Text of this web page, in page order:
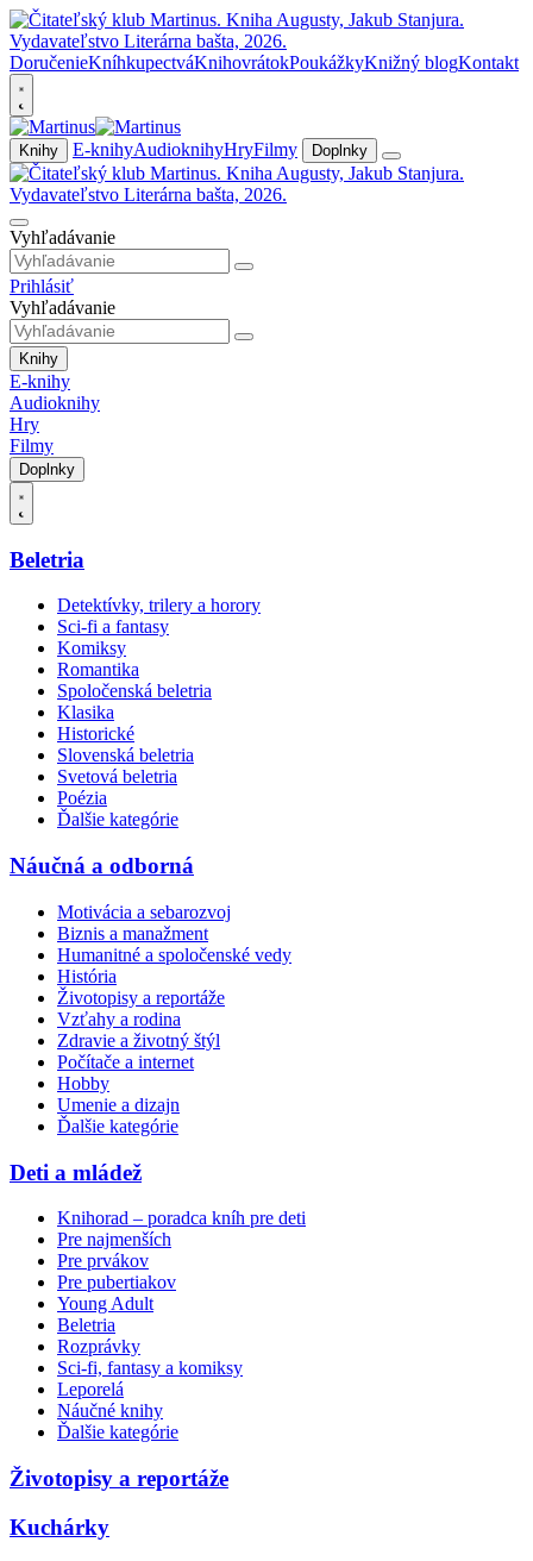
DoručenieKníhkupectváKnihovrátokPoukážkyKnižný blogKontakt
Knihy E-knihyAudioknihyHryFilmy Doplnky
Vyhľadávanie
Prihlásiť
Vyhľadávanie
Knihy
E-knihy
Audioknihy
Hry
Filmy
Doplnky
Beletria
Detektívky, trilery a horory
Sci-fi a fantasy
Komiksy
Romantika
Spoločenská beletria
Klasika
Historické
Slovenská beletria
Svetová beletria
Poézia
Ďalšie kategórie
Náučná a odborná
Motivácia a sebarozvoj
Biznis a manažment
Humanitné a spoločenské vedy
História
Životopisy a reportáže
Vzťahy a rodina
Zdravie a životný štýl
Počítače a internet
Hobby
Umenie a dizajn
Ďalšie kategórie
Deti a mládež
Knihorad – poradca kníh pre deti
Pre najmenších
Pre prvákov
Pre pubertiakov
Young Adult
Beletria
Rozprávky
Sci-fi, fantasy a komiksy
Leporelá
Náučné knihy
Ďalšie kategórie
Životopisy a reportáže
Kuchárky